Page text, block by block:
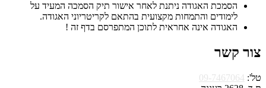
הסמכת האגודה ניתנת לאחר אישור תיק הסמכה המעיד על
לימודים והתמחות מקצועית בהתאם לקריטריוני האגודה.
האגודה אינה אחראית לתוכן המתפרסם בדף זה !
צור קשר
טל': 09-7467064